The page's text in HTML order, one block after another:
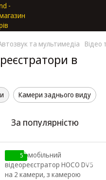
та мультимедіа Відео
в
Камери заднього виду
За популярністю
5